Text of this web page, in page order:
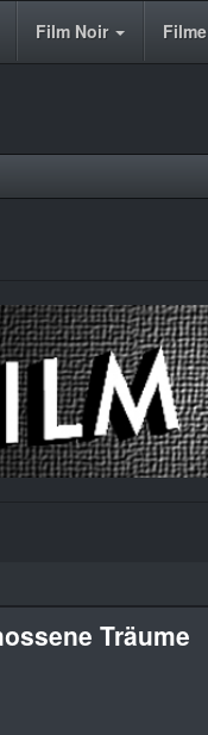
Film Noir Filme
Träume